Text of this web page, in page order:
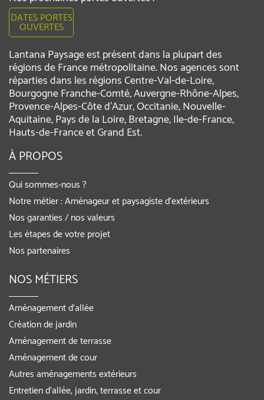
DATES PORTES
OUVERTES
Lantana Paysage est présent dans la plupart des
régions de France métropolitaine. Nos agences sont
réparties dans les régions Centre-Val-de-Loire,
Bourgogne Franche-Comté, Auvergne-Rhône-Alpes,
Provence-Alpes-Côte d'Azur, Occitanie, Nouvelle-
Aquitaine, Pays de la Loire, Bretagne, Ile-de-France,
Hauts-de-France et Grand Est.
À PROPOS
Qui sommes-nous ?
Notre métier : Aménageur et paysagiste d’extérieurs
Nos garanties / nos valeurs
Les étapes de votre projet
Nos partenaires
NOS MÉTIERS
Aménagement d’allée
Création de jardin
Aménagement de terrasse
Aménagement de cour
Autres aménagements extérieurs
Entretien d’allée, jardin, terrasse et cour